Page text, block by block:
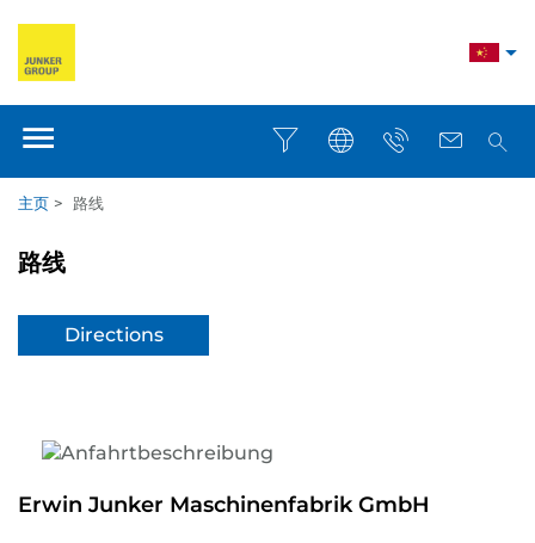
主页 > 路线
路线
Directions
Erwin Junker Maschinenfabrik GmbH